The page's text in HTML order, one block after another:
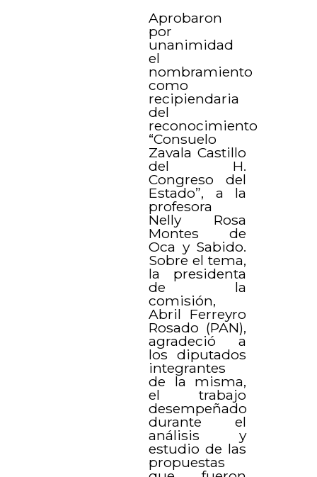
Aprobaron
por
unanimidad
el
nombramiento
como
recipiendaria
del
reconocimiento
“Consuelo
Zavala Castillo
del H.
Congreso del
Estado”, a la
profesora
Nelly Rosa
Montes de
Oca y Sabido.
Sobre el tema,
la presidenta
de la
comisión,
Abril Ferreyro
Rosado (PAN),
agradeció a
los diputados
integrantes
de la misma,
el trabajo
desempeñado
durante el
análisis y
estudio de las
propuestas